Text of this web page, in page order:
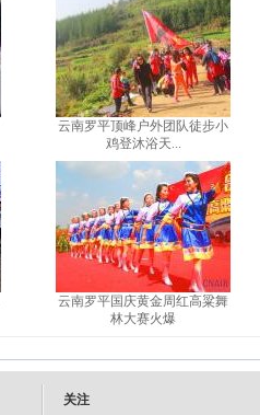
云南罗平顶峰户外团队徒步小
鸡登沐浴天...
云南罗平国庆黄金周红高粱舞
林大赛火爆
关注